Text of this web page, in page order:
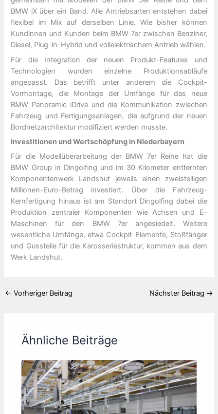
BMW iX über ein Band. Alle Antriebsarten entstehen dabei
flexibel im Mix auf derselben Linie. Wie bisher können
Kundinnen und Kunden beim BMW 7er zwischen Benziner,
Diesel, Plug-in-Hybrid und vollelektrischem Antrieb wählen.
Für die Integration der neuen Produkt-Features und
Technologien wurden einzelne Produktionsabläufe
angepasst. Das betrifft unter anderem die Cockpit-
Vormontage, die Montage der Umfänge für das neue
BMW Panoramic iDrive und die Kommunikation zwischen
Fahrzeug und Fertigungsanlagen, die aufgrund der neuen
Bordnetzarchitektur modifiziert werden musste.
Investitionen und Wertschöpfung in Niederbayern
Für die Modellüberarbeitung der BMW 7er Reihe hat die
BMW Group in Dingolfing und im 30 Kilometer entfernten
Komponentenwerk Landshut jeweils einen zweistelligen
Millionen-Euro-Betrag investiert. Über die Fahrzeug-
Kernfertigung hinaus ist am Standort Dingolfing dabei die
Produktion zentraler Komponenten wie Achsen und E-
Maschinen für den BMW 7er angesiedelt. Weitere
wesentliche Umfänge, etwa Cockpit-Elemente, Stoßfänger
und Gussteile für die Karosseriestruktur, kommen aus dem
Werk Landshut.
← Vorheriger Beitrag Nächster Beitrag →
Ähnliche Beiträge